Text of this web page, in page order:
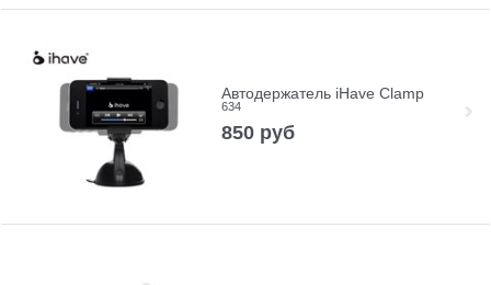
Автодержатель iHave Clamp
634
850 руб